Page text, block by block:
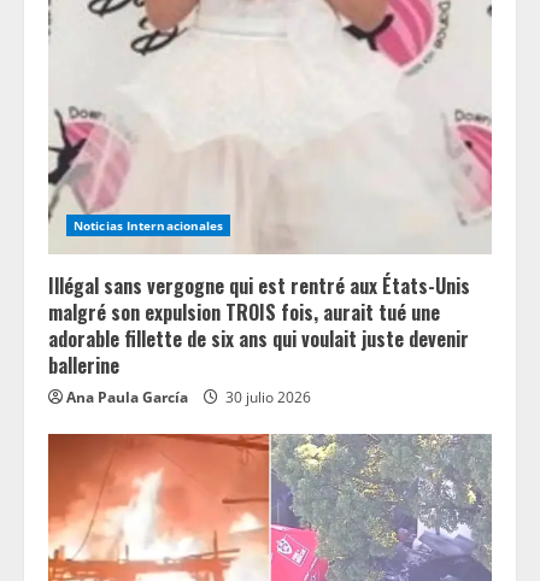
Noticias Internacionales
Illégal sans vergogne qui est rentré aux États-Unis
malgré son expulsion TROIS fois, aurait tué une
adorable fillette de six ans qui voulait juste devenir
ballerine
Ana Paula García 30 julio 2026